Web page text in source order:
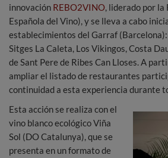
innovación REBO2VINO, liderado por la
Española del Vino), y se lleva a cabo
establecimientos del Garraf
Sitges La Caleta, Los Vikingos, Costa
de Sant Pere de Ribes Can Lloses. A
ampliar el listado de restaurantes
continuidad a esta experiencia durante
Esta acción se realiza con el
vino blanco ecológico Viña
Sol (DO Catalunya), que se
presenta en un formato de